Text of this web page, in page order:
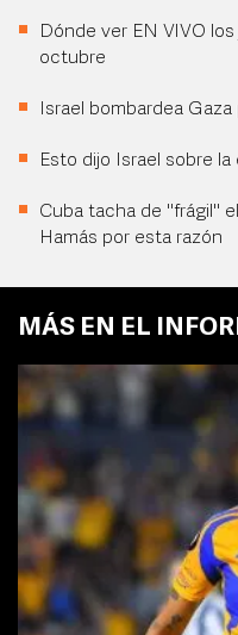
Dónde ver EN VIVO
octubre
Israel bombardea
Esto dijo Israel sobre
Cuba tacha de "frágil"
Hamás por esta razón
MÁS EN EL